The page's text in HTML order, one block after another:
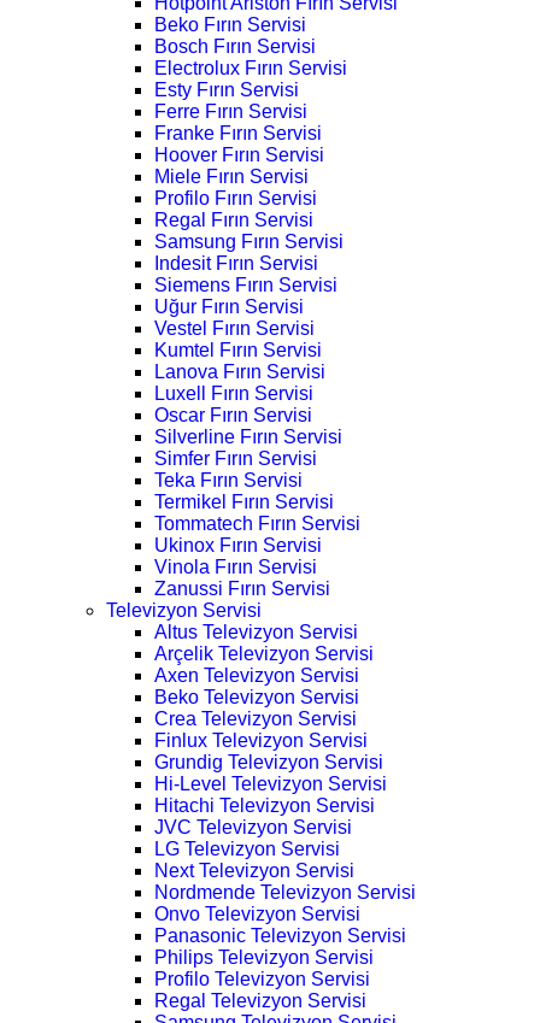
Beko Fırın Servisi
Bosch Fırın Servisi
Electrolux Fırın Servisi
Esty Fırın Servisi
Ferre Fırın Servisi
Franke Fırın Servisi
Hoover Fırın Servisi
Miele Fırın Servisi
Profilo Fırın Servisi
Regal Fırın Servisi
Samsung Fırın Servisi
Indesit Fırın Servisi
Siemens Fırın Servisi
Uğur Fırın Servisi
Vestel Fırın Servisi
Kumtel Fırın Servisi
Lanova Fırın Servisi
Luxell Fırın Servisi
Oscar Fırın Servisi
Silverline Fırın Servisi
Simfer Fırın Servisi
Teka Fırın Servisi
Termikel Fırın Servisi
Tommatech Fırın Servisi
Ukinox Fırın Servisi
Vinola Fırın Servisi
Zanussi Fırın Servisi
Televizyon Servisi
Altus Televizyon Servisi
Arçelik Televizyon Servisi
Axen Televizyon Servisi
Beko Televizyon Servisi
Crea Televizyon Servisi
Finlux Televizyon Servisi
Grundig Televizyon Servisi
Hi-Level Televizyon Servisi
Hitachi Televizyon Servisi
JVC Televizyon Servisi
LG Televizyon Servisi
Next Televizyon Servisi
Nordmende Televizyon Servisi
Onvo Televizyon Servisi
Panasonic Televizyon Servisi
Philips Televizyon Servisi
Profilo Televizyon Servisi
Regal Televizyon Servisi